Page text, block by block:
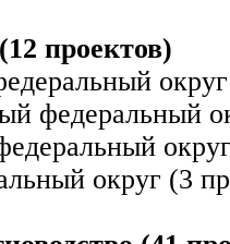
проектов)
федеральный
округ (3